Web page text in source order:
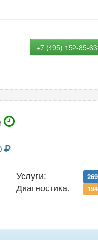
+7 (495) 152-85-63
Услуги: 269
Диагностика: 194